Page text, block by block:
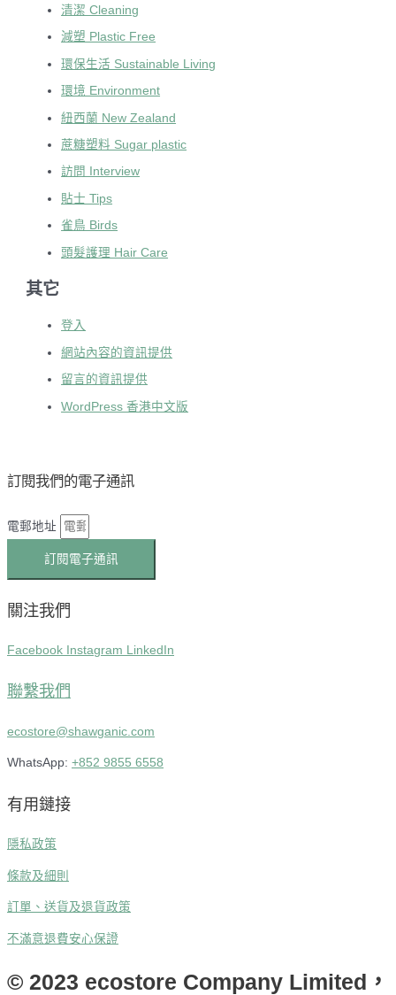
清潔 Cleaning
減塑 Plastic Free
環保生活 Sustainable Living
環境 Environment
紐西蘭 New Zealand
蔗糖塑料 Sugar plastic
訪問 Interview
貼士 Tips
雀鳥 Birds
頭髮護理 Hair Care
其它
登入
網站內容的資訊提供
留言的資訊提供
WordPress 香港中文版
訂閱我們的電子通訊
電郵地址
訂閱電子通訊
關注我們
Facebook Instagram LinkedIn
聯繫我們
ecostore@shawganic.com
WhatsApp: +852 9855 6558
有用鏈接
隱私政策
條款及細則
訂單、送貨及退貨政策
不滿意退費安心保證
© 2023 ecostore Company Limited，